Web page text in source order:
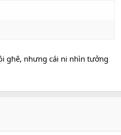
ghê, nhưng cái ni nhìn tưởng